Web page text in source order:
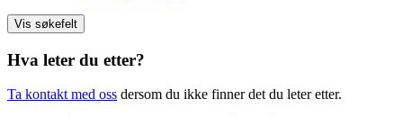
Vis søkefelt
Hva leter du etter?
Ta kontakt med oss dersom du ikke finner det du leter etter.